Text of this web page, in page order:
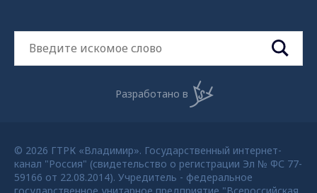
Разработано в
© 2026 ГТРК «Владимир». Государственный интернет-
канал "Россия" (свидетельство о регистрации Эл № ФС 77-
59166 от 22.08.2014). Учредитель - федеральное